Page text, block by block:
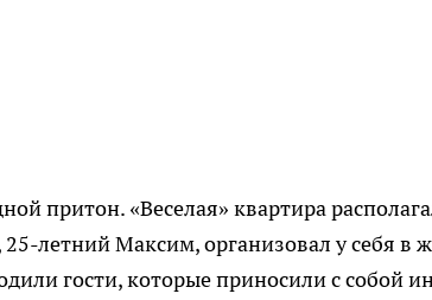
притон. «Веселая» квартира
летний Максим, организовал у себя в
гости, которые приносили с собой